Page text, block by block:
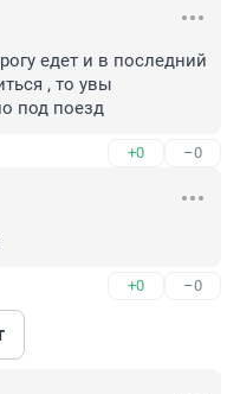
едет и в последний
, то увы
под поезд
+0 –0
+0 –0